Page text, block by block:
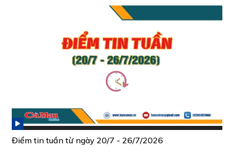
Điểm tin tuần từ ngày 20/7 - 26/7/2026